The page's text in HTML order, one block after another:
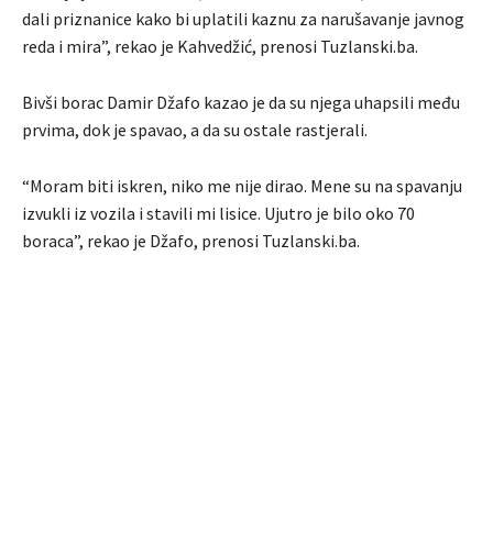
dali priznanice kako bi uplatili kaznu za narušavanje javnog
reda i mira”, rekao je Kahvedžić, prenosi Tuzlanski.ba.
Bivši borac Damir Džafo kazao je da su njega uhapsili među
prvima, dok je spavao, a da su ostale rastjerali.
“Moram biti iskren, niko me nije dirao. Mene su na spavanju
izvukli iz vozila i stavili mi lisice. Ujutro je bilo oko 70
boraca”, rekao je Džafo, prenosi Tuzlanski.ba.